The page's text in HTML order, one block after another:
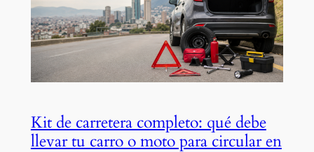
Kit de carretera completo: qué debe
llevar tu carro o moto para circular en